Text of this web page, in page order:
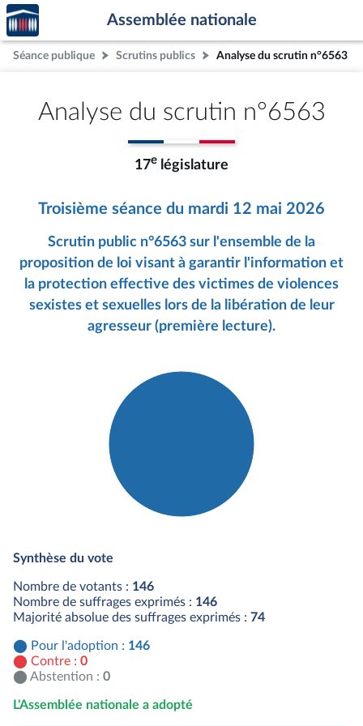
Aller au contenu
Aller en bas de la page
Accèder
à la
page
d'accueil
Assemblée nationale
Séance publique Scrutins publics Analyse du scrutin n°6563
Analyse du scrutin n°6563
17e législature
Troisième séance du mardi 12 mai 2026
Scrutin public n°6563 sur l'ensemble de la
proposition de loi visant à garantir l'information et
la protection effective des victimes de violences
sexistes et sexuelles lors de la libération de leur
agresseur (première lecture).
Synthèse du vote
Nombre de votants : 146
Nombre de suffrages exprimés : 146
Majorité absolue des suffrages exprimés : 74
Pour l'adoption : 146
Contre : 0
Abstention : 0
L'Assemblée nationale a adopté